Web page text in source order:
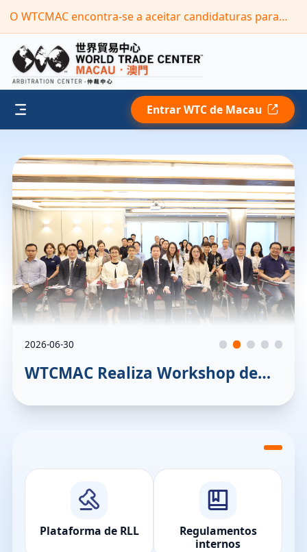
O WTCMAC encontra-se a aceitar candidaturas para o novo mandato do seu “Painel de Árbitros”(Prazo: 30 de setembro de 2026)
Entrar WTC de Macau
2026-06-30
WTCMAC Realiza Workshop de
Plataforma de RLL
Regulamentos
internos